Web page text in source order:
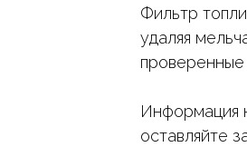
Фильтр
удаляя
Информация
оставляйте